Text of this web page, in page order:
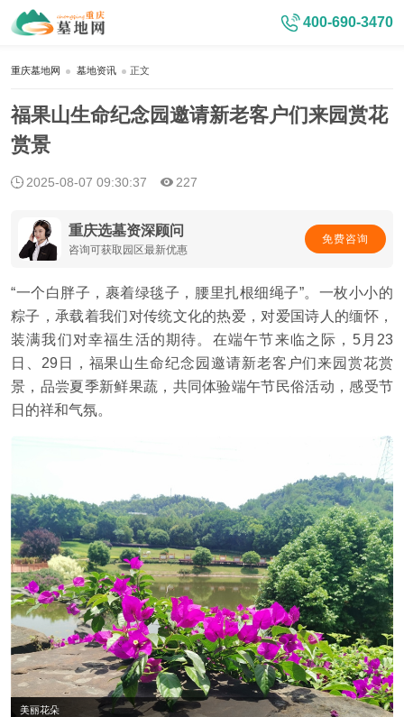
400-690-3470
重庆墓地网 墓地资讯 正文
福果山生命纪念园邀请新老客户们来园赏花
赏景
2025-08-07 09:30:37 227
重庆选墓资深顾问
咨询可获取园区最新优惠
免费咨询
“一个白胖子，裹着绿毯子，腰里扎根细绳子”。一枚小小的
粽子，承载着我们对传统文化的热爱，对爱国诗人的缅怀，
装满我们对幸福生活的期待。在端午节来临之际，5月23
日、29日，福果山生命纪念园邀请新老客户们来园赏花赏
景，品尝夏季新鲜果蔬，共同体验端午节民俗活动，感受节
日的祥和气氛。
美丽花朵